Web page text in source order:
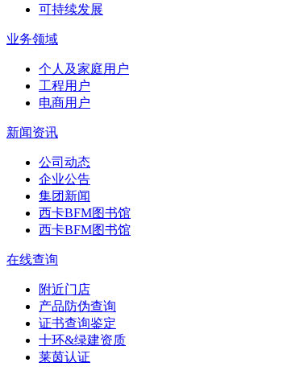
可持续发展
业务领域
个人及家庭用户
工程用户
电商用户
新闻资讯
公司动态
企业公告
集团新闻
西卡BFM图书馆
西卡BFM图书馆
在线查询
附近门店
产品防伪查询
证书查询鉴定
十环&绿建资质
莱茵认证